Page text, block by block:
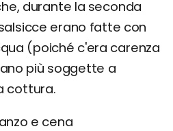
durante la seconda
erano fatte con
(poiché c'era carenza
più soggette a
cottura.
e cena